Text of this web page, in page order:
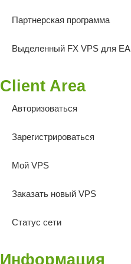
Партнерская программа
Выделенный FX VPS для EA
Client Area
Авторизоваться
Зарегистрироваться
Мой VPS
Заказать новый VPS
Статус сети
Информация